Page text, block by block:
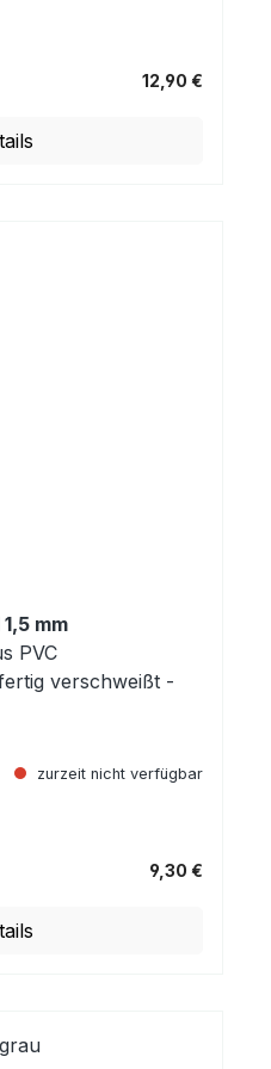
12,90 €
mm
PVC
verschweißt -
zurzeit nicht verfügbar
9,30 €